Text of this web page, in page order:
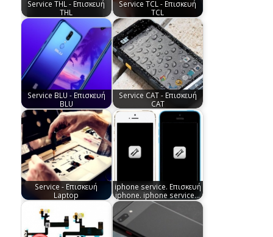
Service THL - Επισκευή
THL
Service TCL - Επισκευή
TCL
Service BLU - Επισκευή
BLU
Service CAT - Επισκευή
CAT
Service - Επισκευή
Laptop
iphone service. Επισκευή
iphone. iphone service…